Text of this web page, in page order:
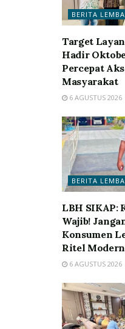
BERITA
Target
Hadir
Percepat
Masyarakat
6 AGUSTUS 2026
BERITA
LBH SIKAP:
Wajib!
Konsumen
Ritel Modern
6 AGUSTUS 2026